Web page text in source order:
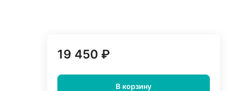
19 450 ₽
В корзину